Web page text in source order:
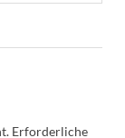
Erforderliche